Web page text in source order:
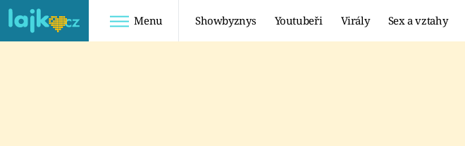
Menu Showbyznys Youtubeři Virály Sex a vztahy